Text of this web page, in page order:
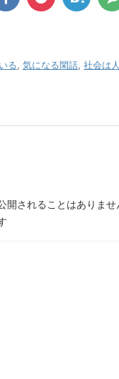
る, 気になる閑話, 社会は
開されることはありませ